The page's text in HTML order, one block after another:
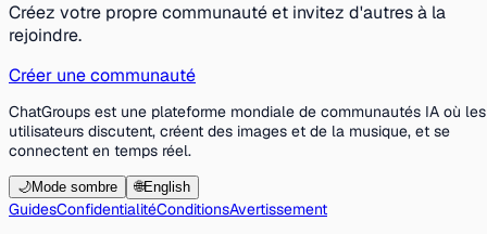
Créez votre propre communauté et invitez d'autres à la
rejoindre.
Créer une communauté
ChatGroups est une plateforme mondiale de communautés IA où les
utilisateurs discutent, créent des images et de la musique, et se
connectent en temps réel.
🌙Mode sombre 🌐English
GuidesConfidentialitéConditionsAvertissement